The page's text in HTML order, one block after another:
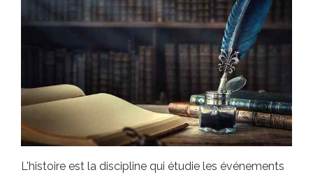
L'histoire est la discipline qui étudie les événements